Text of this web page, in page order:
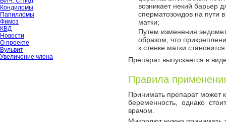
Кондиломы
Папилломы
Фимоз
КВД
Новости
О проекте
Вульвит
Увеличение члена
возникает некий барьер
сперматозоидов на пути
матки;
Путем изменения
образом, что
к стенке матки
Препарат выпускается в
Правила
Принимать препарат может
беременность, однако
врачом.